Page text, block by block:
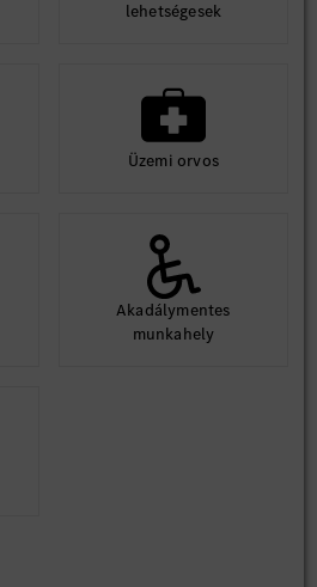
lehetségesek
Üzemi orvos
Akadálymentes
munkahely